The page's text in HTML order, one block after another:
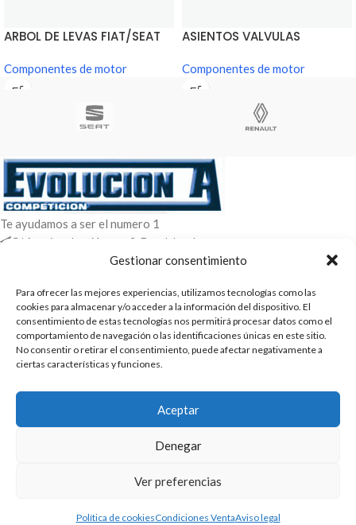
Gestionar consentimiento
Para ofrecer las mejores experiencias, utilizamos tecnologías como las
cookies para almacenar y/o acceder a la información del dispositivo. El
consentimiento de estas tecnologías nos permitirá procesar datos como el
comportamiento de navegación o las identificaciones únicas en este sitio.
No consentir o retirar el consentimiento, puede afectar negativamente a
ciertas características y funciones.
Aceptar
Denegar
Ver preferencias
Política de cookiesCondiciones VentaAviso legal
ARBOL DE LEVAS FIAT/SEAT
Componentes de motor
ASIENTOS VALVULAS
Componentes de motor
Te ayudamos a ser el numero 1
C/ Arquimedes 61 nave 2. Fuenlabrada
WhatsApp +34 670604426
ENTRADAS RECIENTES
POLÍTICAS
2025 | Evolucion-A Competicion: Fabricación y distribución,
comercialización de repuestos para automóvil